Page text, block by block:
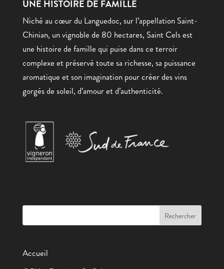
UNE HISTOIRE DE FAMILLE
Niché au cœur du Languedoc, sur l’appellation Saint-
Chinian, un vignoble de 80 hectares, Saint Cels est
une histoire de famille qui puise dans ce terroir
complexe et préservé toute sa richesse, sa puissance
aromatique et son imagination pour créer des vins
gorgés de soleil, d’amour et d’authenticité.
Accueil